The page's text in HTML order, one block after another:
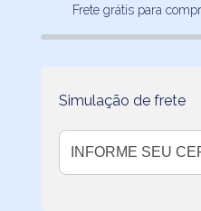
Cinza
50x30
Frete grátis para
Simulação de frete